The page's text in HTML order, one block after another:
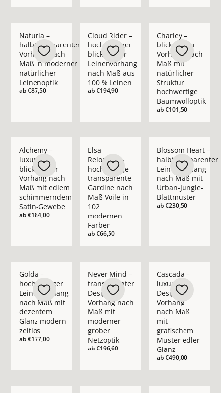
Naturia –
halbtransparenter
Vorhang nach
Maß in moderner
natürlicher
Leinenoptik
ab€87,50
Cloud Rider –
hochwertiger
blickdichter
Leinenvorhang
nach Maß aus
100 % Leinen
ab€194,90
Charley –
blickdichter
Vorhang nach
Maß mit
natürlicher
Struktur
hochwertige
Baumwolloptik
ab€101,50
Alchemy –
luxuriöser
blickdichter
Vorhang nach
Maß mit edlem
schimmerndem
Satin-Gewebe
ab€184,00
Elsa
Reloaded –
hochwertige
transparente
Gardine nach
Maß Voile in
102
modernen
Farben
ab€66,50
Blossom Heart –
halbtransparenter
Leinenvorhang
nach Maß mit
Urban-Jungle-
Blattmuster
ab€230,50
Golda –
hochwertiger
Leinenvorhang
nach Maß mit
dezentem
Glanz modern
zeitlos
ab€177,00
Never Mind –
transparenter
Design-
Vorhang nach
Maß mit
moderner
grober
Netzoptik
ab€196,60
Cascada –
luxuriöser
Design-
Vorhang
nach Maß
mit
grafischem
Muster edler
Glanz
ab€490,00